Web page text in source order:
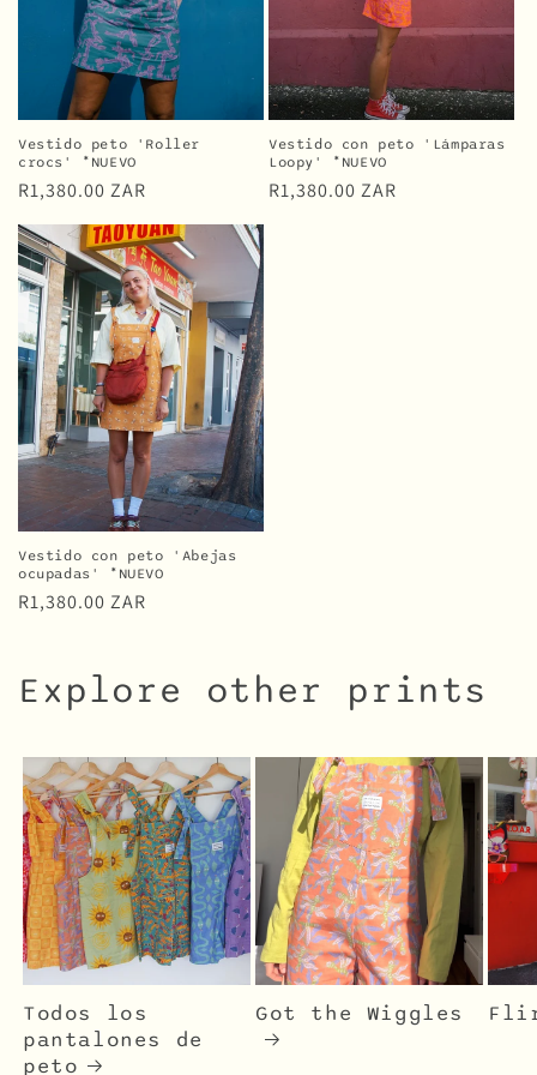
Vestido peto 'Roller
crocs' *NUEVO
Precio
R1,380.00 ZAR
Vestido con peto 'Lámparas
Loopy' *NUEVO
Precio
R1,380.00 ZAR
Vestido con peto 'Abejas
ocupadas' *NUEVO
Precio
R1,380.00 ZAR
Explore other prints
Todos los
pantalones de
peto
Got the Wiggles